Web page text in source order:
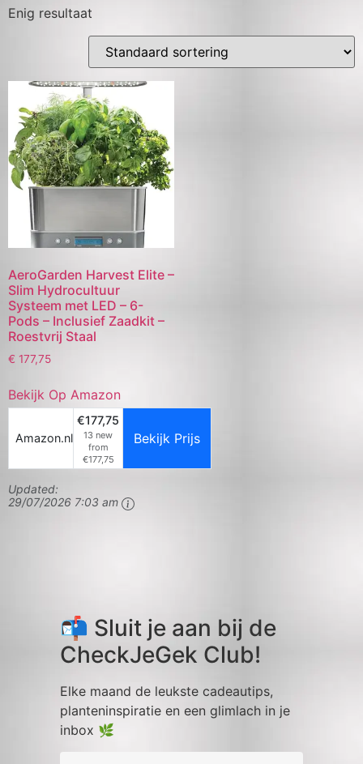
Enig resultaat
AeroGarden Harvest Elite –
Slim Hydrocultuur
Systeem met LED – 6-
Pods – Inclusief Zaadkit –
Roestvrij Staal
€ 177,75
Bekijk Op Amazon
Amazon.nl
€177,75
13 new
from
€177,75
Bekijk Prijs
Updated:
29/07/2026 7:03 am
📬 Sluit je aan bij de
CheckJeGek Club!
Elke maand de leukste cadeautips,
planteninspiratie en een glimlach in je
inbox 🌿